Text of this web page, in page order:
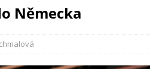
Německa